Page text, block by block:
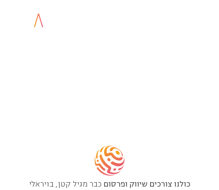
כולנו צורכים שיווק ופרסום כבר מגיל קטן, בויראלי